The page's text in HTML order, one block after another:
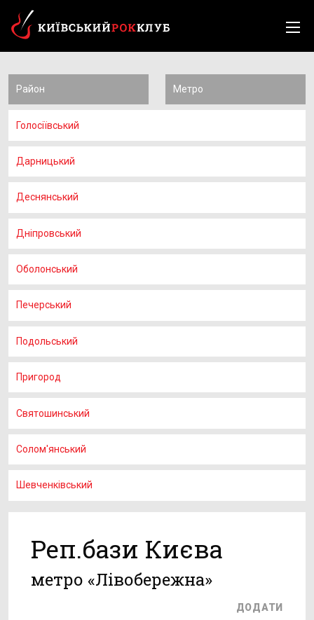
Район Метро
Голосіївський
Дарницький
Деснянський
Дніпровський
Оболонський
Печерський
Подольський
Пригород
Святошинський
Солом'янський
Шевченківський
Реп.бази Києва
метро «Лівобережна»
ДОДАТИ